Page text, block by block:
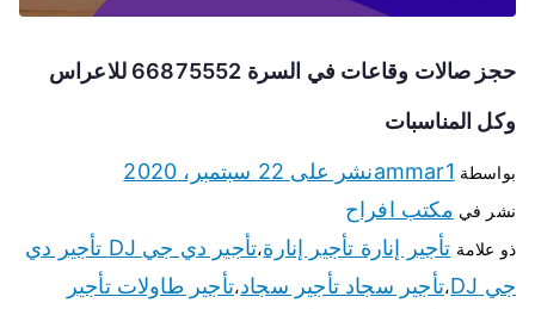
حجز صالات وقاعات في السرة 66875552 للاعراس
وكل المناسبات
بواسطة ammar1نشر على 22 سبتمبر، 2020
نشر في مكتب افراح
ذو علامة تأجير إنارة تأجير إنارة،
تأجير دي جي DJ تأجير دي
جي DJ
،تأجير سجاد تأجير سجاد،تأجير طاولات تأجير